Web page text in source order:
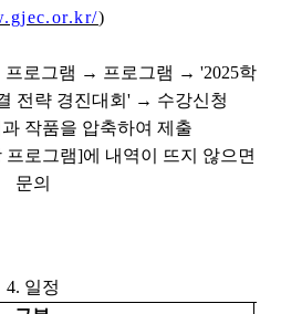
)
로그램 → 프로그램 → '2025학
전략 경진대회' → 수강신청
작품을 압축하여 제출
로그램]에 내역이 뜨지 않으면
문의
4. 일정